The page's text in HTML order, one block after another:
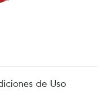
de Uso